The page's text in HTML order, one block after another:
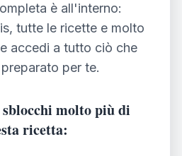
è all'interno:
tutte le ricette e molto
accedi a tutto ciò che
per te.
molto più di
ricetta: